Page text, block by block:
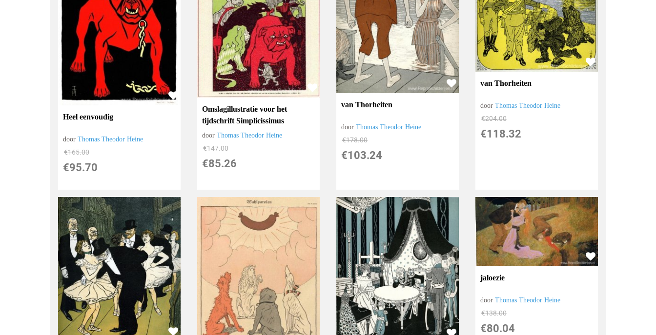
Heel eenvoudig
doorThomas Theodor Heine
€165.00
€95.70
Omslagillustratie voor het
tijdschrift Simplicissimus
doorThomas Theodor Heine
€147.00
€85.26
van Thorheiten
doorThomas Theodor Heine
€178.00
€103.24
van Thorheiten
doorThomas Theodor Heine
€204.00
€118.32
jaloezie
doorThomas Theodor Heine
€138.00
€80.04